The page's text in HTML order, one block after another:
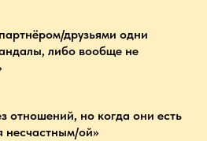
друзьями одни
либо вообще не
отношений, но когда они есть
несчастным/ой»